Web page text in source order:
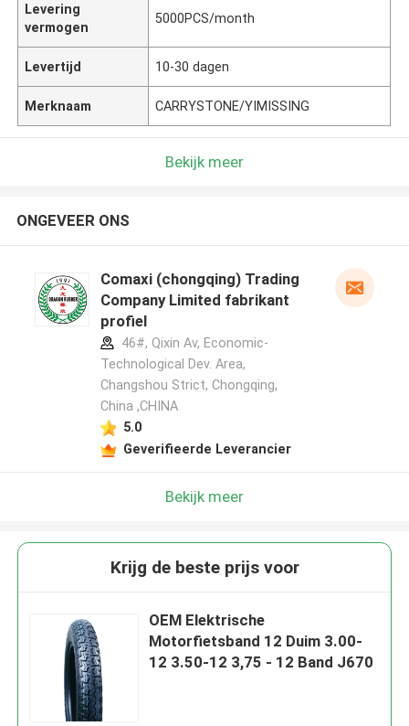
Levering
vermogen
5000PCS/month
Levertijd 10-30 dagen
Merknaam CARRYSTONE/YIMISSING
Bekijk meer
ONGEVEER ONS
Comaxi (chongqing) Trading
Company Limited fabrikant
profiel
46#, Qixin Av, Economic-
Technological Dev. Area,
Changshou Strict, Chongqing,
China ,CHINA
5.0
Geverifieerde Leverancier
Bekijk meer
Krijg de beste prijs voor
OEM Elektrische
Motorfietsband 12 Duim 3.00-
12 3.50-12 3,75 - 12 Band J670